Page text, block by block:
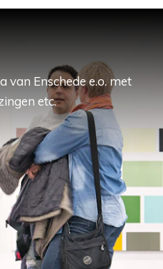
van Enschede e.o. met
etc.